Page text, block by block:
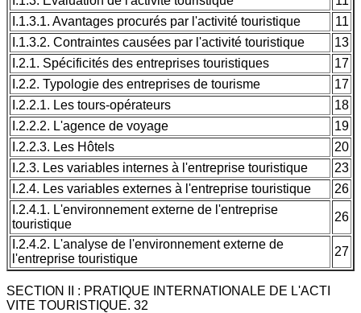
I.1.3.1. Avantages procurés par l'activité touristique
11
I.1.3.2. Contraintes causées par l'activité touristique
13
I.2.1. Spécificités des entreprises touristiques
17
I.2.2. Typologie des entreprises de tourisme
17
I.2.2.1. Les tours-opérateurs
18
I.2.2.2. L'agence de voyage
19
I.2.2.3. Les Hôtels
20
I.2.3. Les variables internes à l'entreprise touristique
23
I.2.4. Les variables externes à l'entreprise touristique
26
I.2.4.1. L'environnement externe de l'entreprise
touristique
26
I.2.4.2. L'analyse de l'environnement externe de
l'entreprise touristique
27
SECTION II : PRATIQUE INTERNATIONALE DE L'ACTI
VITE TOURISTIQUE. 32